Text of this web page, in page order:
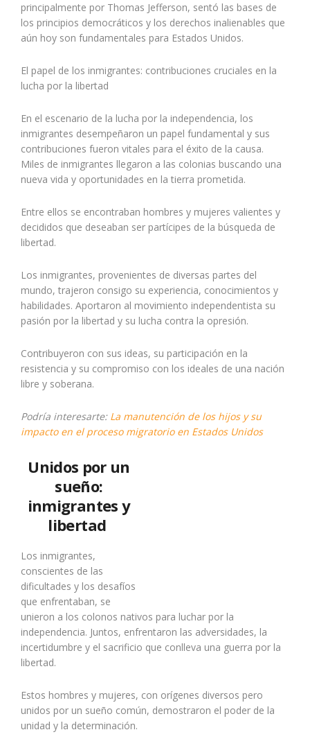
principalmente por Thomas Jefferson, sentó las bases de
los principios democráticos y los derechos inalienables que
aún hoy son fundamentales para Estados Unidos.
El papel de los inmigrantes: contribuciones cruciales en la
lucha por la libertad
En el escenario de la lucha por la independencia, los
inmigrantes desempeñaron un papel fundamental y sus
contribuciones fueron vitales para el éxito de la causa.
Miles de inmigrantes llegaron a las colonias buscando una
nueva vida y oportunidades en la tierra prometida.
Entre ellos se encontraban hombres y mujeres valientes y
decididos que deseaban ser partícipes de la búsqueda de
libertad.
Los inmigrantes, provenientes de diversas partes del
mundo, trajeron consigo su experiencia, conocimientos y
habilidades. Aportaron al movimiento independentista su
pasión por la libertad y su lucha contra la opresión.
Contribuyeron con sus ideas, su participación en la
resistencia y su compromiso con los ideales de una nación
libre y soberana.
Podría interesarte: La manutención de los hijos y su
impacto en el proceso migratorio en Estados Unidos
Unidos por un
sueño:
inmigrantes y
libertad
Los inmigrantes,
conscientes de las
dificultades y los desafíos
que enfrentaban, se
unieron a los colonos nativos para luchar por la
independencia. Juntos, enfrentaron las adversidades, la
incertidumbre y el sacrificio que conlleva una guerra por la
libertad.
Estos hombres y mujeres, con orígenes diversos pero
unidos por un sueño común, demostraron el poder de la
unidad y la determinación.